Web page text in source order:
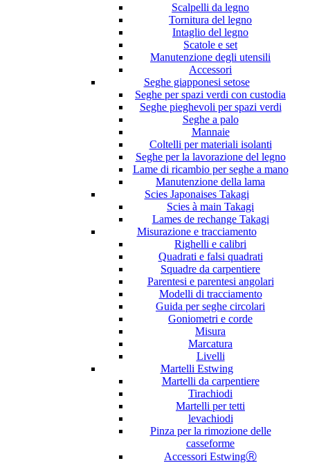
Scalpelli da legno
Tornitura del legno
Intaglio del legno
Scatole e set
Manutenzione degli utensili
Accessori
Seghe giapponesi setose
Seghe per spazi verdi con custodia
Seghe pieghevoli per spazi verdi
Seghe a palo
Mannaie
Coltelli per materiali isolanti
Seghe per la lavorazione del legno
Lame di ricambio per seghe a mano
Manutenzione della lama
Scies Japonaises Takagi
Scies à main Takagi
Lames de rechange Takagi
Misurazione e tracciamento
Righelli e calibri
Quadrati e falsi quadrati
Squadre da carpentiere
Parentesi e parentesi angolari
Modelli di tracciamento
Guida per seghe circolari
Goniometri e corde
Misura
Marcatura
Livelli
Martelli Estwing
Martelli da carpentiere
Tirachiodi
Martelli per tetti
levachiodi
Pinza per la rimozione delle
casseforme
Accessori EstwingⓇ